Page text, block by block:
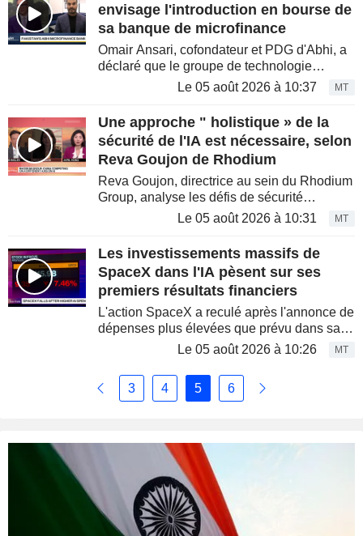
envisage l'introduction en bourse de
sa banque de microfinance
Omair Ansari, cofondateur et PDG d'Abhi, a
déclaré que le groupe de technologie
financière pakistanais prévoit de lancer
microcrédit au début du...
Le 05 août 2026 à 10:37 MT
Une approche " holistique » de la
sécurité de l'IA est nécessaire, selon
Reva Goujon de Rhodium
Reva Goujon, directrice au sein du Rhodium
Group, analyse les défis de sécurité
auxquels sont confrontées les entreprises de
qu'à l'échelle...
Le 05 août 2026 à 10:31 MT
Les investissements massifs de
SpaceX dans l'IA pèsent sur ses
premiers résultats financiers
L'action SpaceX a reculé après l'annonce de
dépenses plus élevées que prévu dans sa
division d'intelligence artificielle, éclipsant
pourtant...
Le 05 août 2026 à 10:26 MT
3 4 5 6